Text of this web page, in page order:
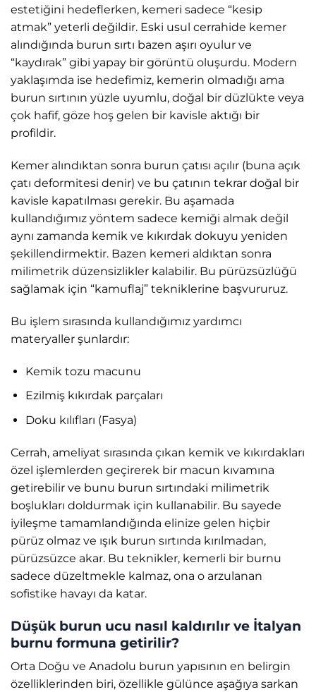
estetiğini hedeflerken, kemeri sadece “kesip
atmak” yeterli değildir. Eski usul cerrahide kemer
alındığında burun sırtı bazen aşırı oyulur ve
“kaydırak” gibi yapay bir görüntü oluşurdu. Modern
yaklaşımda ise hedefimiz, kemerin olmadığı ama
burun sırtının yüzle uyumlu, doğal bir düzlükte veya
çok hafif, göze hoş gelen bir kavisle aktığı bir
profildir.
Kemer alındıktan sonra burun çatısı açılır (buna açık
çatı deformitesi denir) ve bu çatının tekrar doğal bir
kavisle kapatılması gerekir. Bu aşamada
kullandığımız yöntem sadece kemiği almak değil
aynı zamanda kemik ve kıkırdak dokuyu yeniden
şekillendirmektir. Bazen kemeri aldıktan sonra
milimetrik düzensizlikler kalabilir. Bu pürüzsüzlüğü
sağlamak için “kamuflaj” tekniklerine başvururuz.
Bu işlem sırasında kullandığımız yardımcı
materyaller şunlardır:
Kemik tozu macunu
Ezilmiş kıkırdak parçaları
Doku kılıfları (Fasya)
Cerrah, ameliyat sırasında çıkan kemik ve kıkırdakları
özel işlemlerden geçirerek bir macun kıvamına
getirebilir ve bunu burun sırtındaki milimetrik
boşlukları doldurmak için kullanabilir. Bu sayede
iyileşme tamamlandığında elinize gelen hiçbir
pürüz olmaz ve ışık burun sırtında kırılmadan,
pürüzsüzce akar. Bu teknikler, kemerli bir burnu
sadece düzeltmekle kalmaz, ona o arzulanan
sofistike havayı da katar.
Düşük burun ucu nasıl kaldırılır ve İtalyan
burnu formuna getirilir?
Orta Doğu ve Anadolu burun yapısının en belirgin
özelliklerinden biri, özellikle gülünce aşağıya sarkan